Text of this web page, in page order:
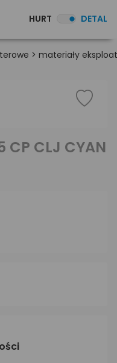
HURT DETAL
> materiały
CP CLJ CYAN